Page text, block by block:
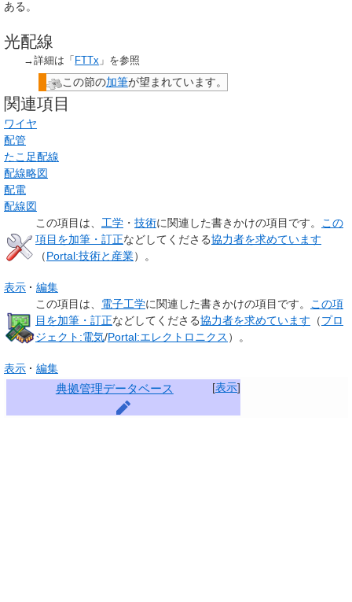
ある。
光配線
→詳細は「 FTTx 」を参照
この節の加筆が望まれています。
関連項目
ワイヤ
配管
たこ足配線
配線略図
配電
配線図
この項目は、 工学 ・ 技術に関連した書きかけの項目 です。
この
項目を加筆・訂正などしてくださる協力者を求めています
（Portal:技術と産業）。
表示
編集
この項目は、 電子工学に関連した書きかけの項目 です。
この項
目を加筆・訂正などしてくださる協力者を求めています （プロ
ジェクト:電気/Portal:エレクトロニクス ）。
表示
編集
[表示]
典拠管理データベース